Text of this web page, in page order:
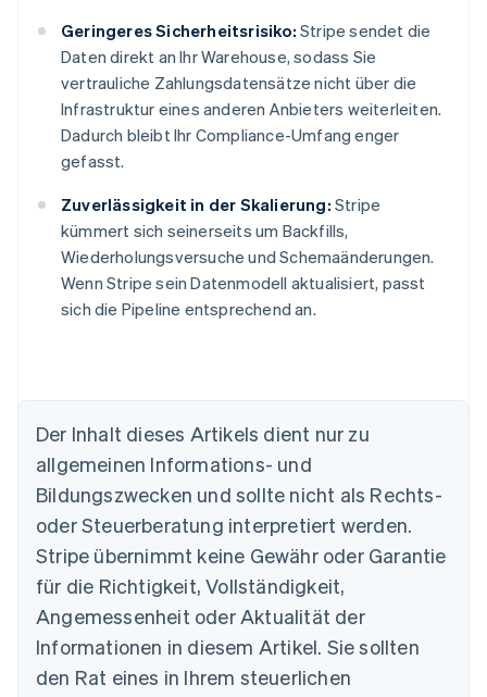
Geringeres Sicherheitsrisiko: Stripe sendet die
Daten direkt an Ihr Warehouse, sodass Sie
vertrauliche Zahlungsdatensätze nicht über die
Infrastruktur eines anderen Anbieters weiterleiten.
Dadurch bleibt Ihr Compliance-Umfang enger
gefasst.
Zuverlässigkeit in der Skalierung: Stripe
kümmert sich seinerseits um Backfills,
Wiederholungsversuche und Schemaänderungen.
Wenn Stripe sein Datenmodell aktualisiert, passt
sich die Pipeline entsprechend an.
Der Inhalt dieses Artikels dient nur zu
allgemeinen Informations- und
Bildungszwecken und sollte nicht als Rechts-
oder Steuerberatung interpretiert werden.
Stripe übernimmt keine Gewähr oder Garantie
für die Richtigkeit, Vollständigkeit,
Angemessenheit oder Aktualität der
Informationen in diesem Artikel. Sie sollten
den Rat eines in Ihrem steuerlichen
Australien
English
Nederlands FrançaisDeutschEnglish
Brasilien
English
Bulgarien
English
Dänemark